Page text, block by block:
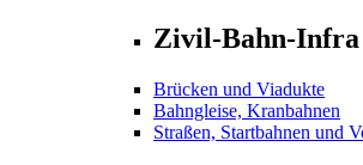
Zivil-Bahn-Infra
Brücken und Viadukte
Bahngleise, Kranbahnen
Straßen, Startbahnen und